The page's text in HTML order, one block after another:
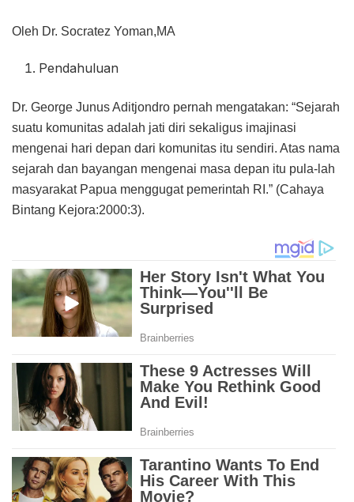
Oleh Dr. Socratez Yoman,MA
Pendahuluan
Dr. George Junus Aditjondro pernah mengatakan: “Sejarah
suatu komunitas adalah jati diri sekaligus imajinasi
mengenai hari depan dari komunitas itu sendiri. Atas nama
sejarah dan bayangan mengenai masa depan itu pula-lah
masyarakat Papua menggugat pemerintah RI.” (Cahaya
Bintang Kejora:2000:3).